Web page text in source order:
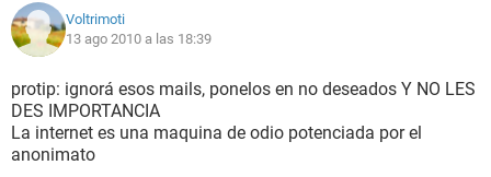
Voltrimoti
13 ago 2010 a las 18:39
protip: ignorá esos mails, ponelos en no deseados Y NO LES
DES IMPORTANCIA
La internet es una maquina de odio potenciada por el
anonimato